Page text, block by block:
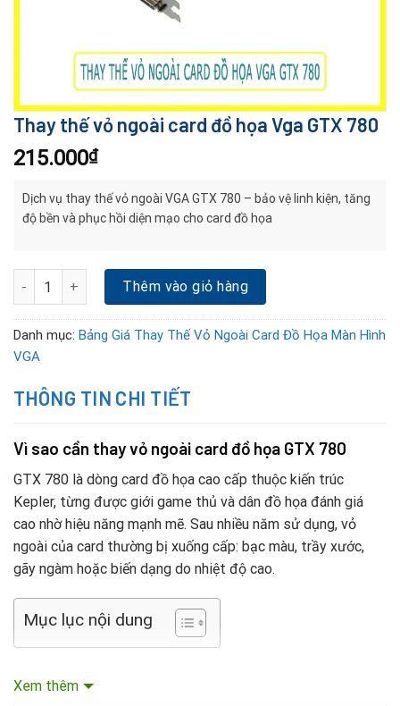
Thay thế vỏ ngoài card đồ họa Vga GTX 780
215.000₫
Dịch vụ thay thế vỏ ngoài VGA GTX 780 – bảo vệ linh kiện, tăng
độ bền và phục hồi diện mạo cho card đồ họa
Thay thế vỏ ngoài card đồ họa Vga GTX 780 số lượng
Thêm vào giỏ hàng
Danh mục: Bảng Giá Thay Thế Vỏ Ngoài Card Đồ Họa Màn Hình
VGA
THÔNG TIN CHI TIẾT
Vì sao cần thay vỏ ngoài card đồ họa GTX 780
GTX 780 là dòng card đồ họa cao cấp thuộc kiến trúc
Kepler, từng được giới game thủ và dân đồ họa đánh giá
cao nhờ hiệu năng mạnh mẽ. Sau nhiều năm sử dụng, vỏ
ngoài của card thường bị xuống cấp: bạc màu, trầy xước,
gãy ngàm hoặc biến dạng do nhiệt độ cao.
Mục lục nội dung
bụi, quạt không hoạt động ổn định, tản nhiệt kém, từ đó
Xem thêm